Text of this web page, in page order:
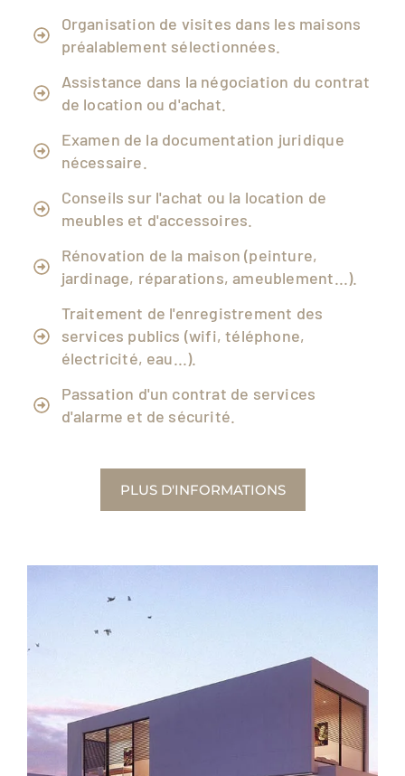
Organisation de visites dans les maisons
préalablement sélectionnées.
Assistance dans la négociation du contrat
de location ou d'achat.
Examen de la documentation juridique
nécessaire.
Conseils sur l'achat ou la location de
meubles et d'accessoires.
Rénovation de la maison (peinture,
jardinage, réparations, ameublement...).
Traitement de l'enregistrement des
services publics (wifi, téléphone,
électricité, eau...).
Passation d'un contrat de services
d'alarme et de sécurité.
PLUS D'INFORMATIONS